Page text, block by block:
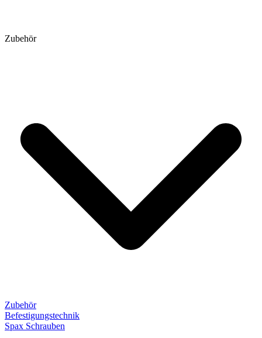
Zubehör
Zubehör
Befestigungstechnik
Spax Schrauben